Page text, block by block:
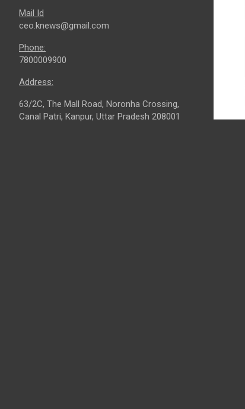
Mail Id
ceo.knews@gmail.com
Phone:
7800009900
Address:
63/2C, The Mall Road, Noronha Crossing,
Canal Patri, Kanpur, Uttar Pradesh 208001